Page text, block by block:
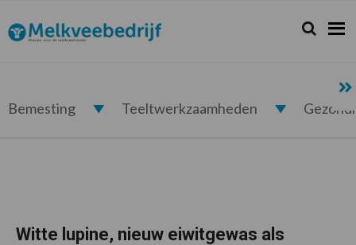
de
hoofdnavigatie
de
hoofd
de
eerste
de
voettekst
Melkveebedrijf.nl Zoeken...
Zoek
Bemesting Teeltwerkzaamheden
Witte lupine, nieuw eiwitgewas als